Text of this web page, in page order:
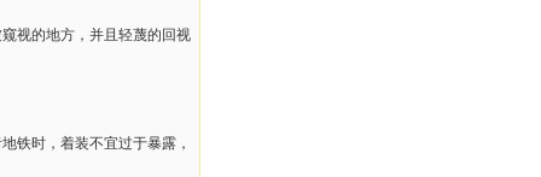
视的地方，并且轻蔑的回视
铁时，着装不宜过于暴露，